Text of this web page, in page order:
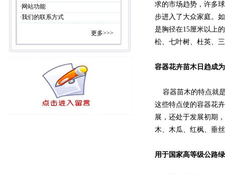
· 网站功能
·我们的联系方式
更多>>>
求的市场趋势，许多
步进入了大众家庭。
是胸径在15厘米以上
松、七叶树、杜英、
容器花卉苗木日趋成
容器苗木的特点就
这些特点使的容器花
展，还处于发展初期
木、木瓜、红枫、垂
用于国家高等级公路